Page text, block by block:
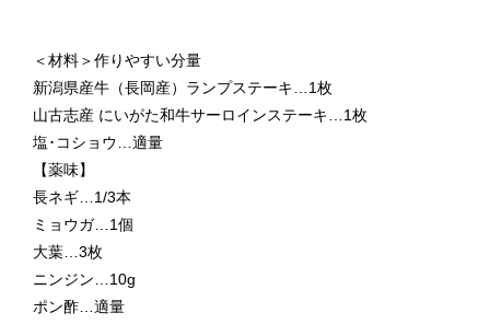
＜材料＞作りやすい分量
新潟県産牛（長岡産）ランプステーキ…1枚
山古志産 にいがた和牛サーロインステーキ…1枚
塩･コショウ…適量
【薬味】
長ネギ…1/3本
ミョウガ…1個
大葉…3枚
ニンジン…10g
ポン酢…適量